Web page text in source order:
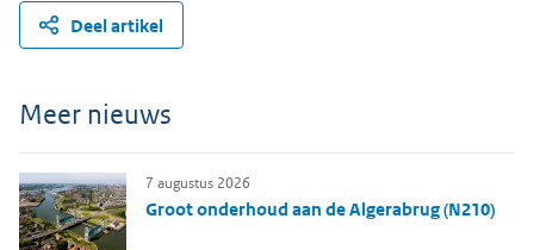
Deel artikel
Meer nieuws
Groot onderhoud aan de Algerabrug (N210)
7 augustus 2026